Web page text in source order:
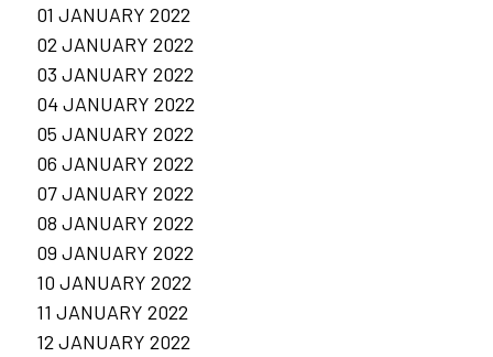
01 JANUARY 2022
02 JANUARY 2022
03 JANUARY 2022
04 JANUARY 2022
05 JANUARY 2022
06 JANUARY 2022
07 JANUARY 2022
08 JANUARY 2022
09 JANUARY 2022
10 JANUARY 2022
11 JANUARY 2022
12 JANUARY 2022